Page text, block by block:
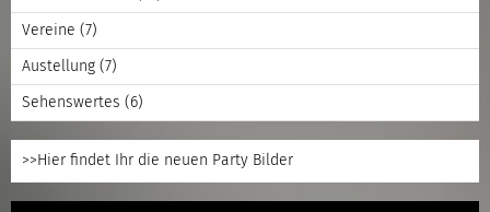
Vereine (7)
Austellung (7)
Sehenswertes (6)
>>Hier findet Ihr die neuen Party Bilder